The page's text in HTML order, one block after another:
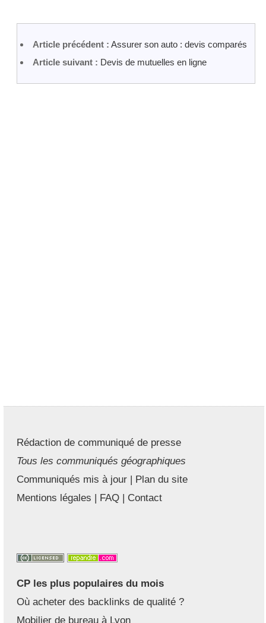
Article précédent : Assurer son auto : devis comparés
Article suivant : Devis de mutuelles en ligne
Rédaction de communiqué de presse
Tous les communiqués géographiques
Communiqués mis à jour | Plan du site
Mentions légales | FAQ | Contact
CP les plus populaires du mois
Où acheter des backlinks de qualité ?
Mobilier de bureau à Lyon